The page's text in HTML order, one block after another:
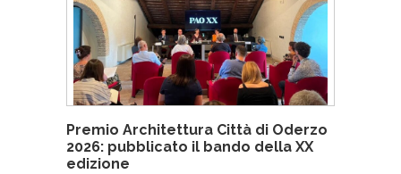
Premio Architettura Città di Oderzo
2026: pubblicato il bando della XX
edizione